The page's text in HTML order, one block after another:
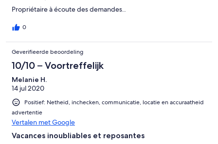
Propriétaire à écoute des demandes..
0
Geverifieerde beoordeling
10/10 – Voortreffelijk
Melanie H.
14 jul 2020
Positief: Netheid, inchecken, communicatie, locatie en accuraatheid
advertentie
Vertalen met Google
Vacances inoubliables et reposantes